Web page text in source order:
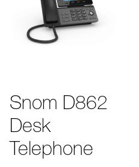
Snom D862
Desk
Telephone